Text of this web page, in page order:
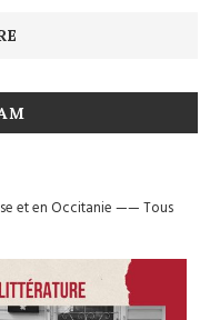
et en Occitanie——Tous